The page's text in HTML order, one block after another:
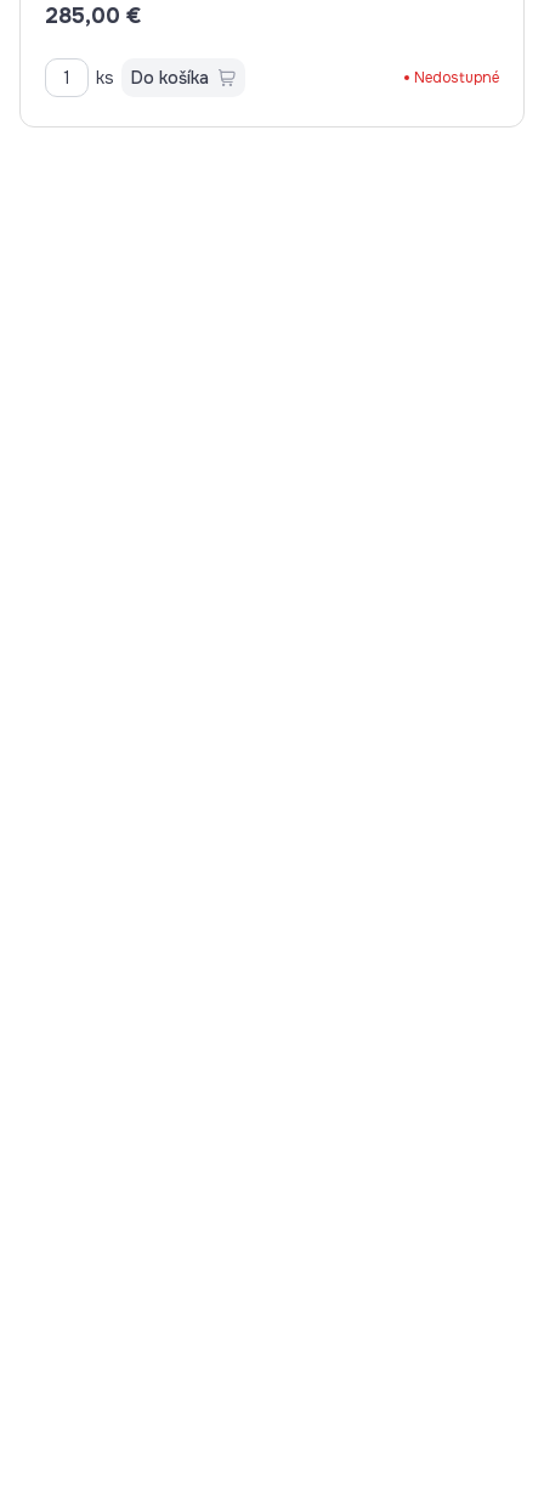
285,00 €
ks Do košíka Nedostupné